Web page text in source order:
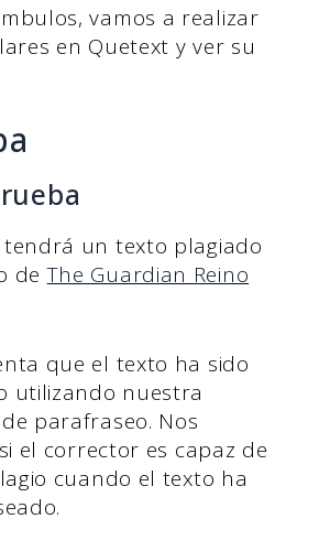
vamos a realizar
en Quetext y ver su
tendrá un texto plagiado
deThe Guardian Reino
que el texto ha sido
utilizando nuestra
parafraseo. Nos
el corrector es capaz de
cuando el texto ha